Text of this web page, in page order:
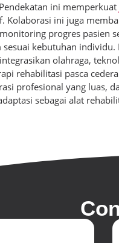
ini memperkuat
Kolaborasi ini juga
progres pasien
kebutuhan
olahraga,
rehabilitasi pasca
profesional yang
sebagai alat